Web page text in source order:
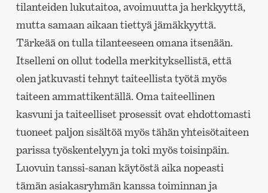
tilanteiden lukutaitoa, avoimuutta ja herkkyyttä,
mutta samaan aikaan tiettyä jämäkkyyttä.
Tärkeää on tulla tilanteeseen omana itsenään.
Itselleni on ollut todella merkityksellistä, että
olen jatkuvasti tehnyt taiteellista työtä myös
taiteen ammattikentällä. Oma taiteellinen
kasvuni ja taiteelliset prosessit ovat ehdottomasti
tuoneet paljon sisältöä myös tähän yhteisötaiteen
parissa työskentelyyn ja toki myös toisinpäin.
Luovuin tanssi-sanan käytöstä aika nopeasti
tämän asiakasryhmän kanssa toiminnan ja